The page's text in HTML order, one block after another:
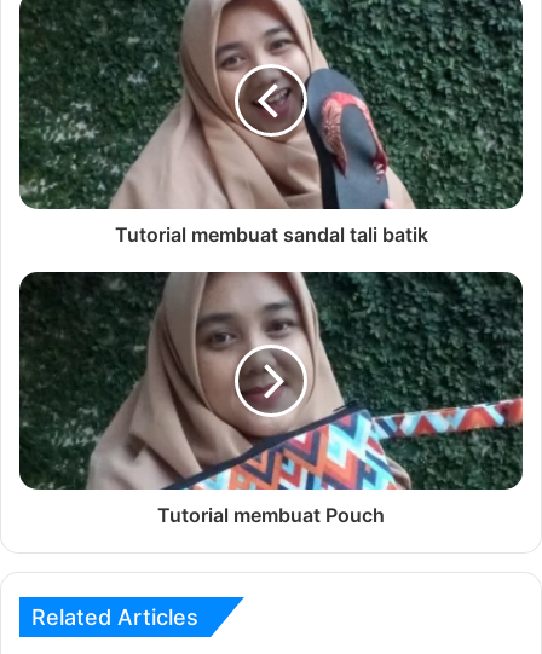
Tutorial membuat sandal tali batik
Tutorial membuat Pouch
Related Articles